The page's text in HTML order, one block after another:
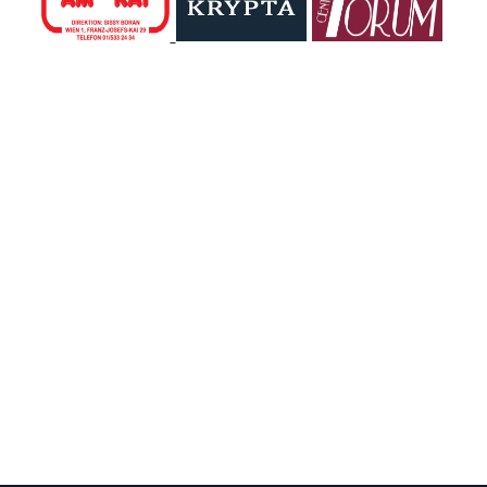
der
Schnellkatamaran